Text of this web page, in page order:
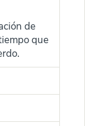
de
que